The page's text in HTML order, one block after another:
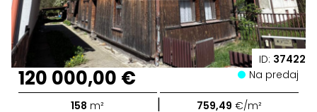
ID: 37422
120 000,00 € Na predaj
158 m² | 759,49 €/m²